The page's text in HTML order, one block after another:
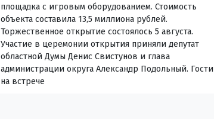
площадка с игровым оборудованием. Стоимость
объекта составила 13,5 миллиона рублей.
Торжественное открытие состоялось 5 августа.
Участие в церемонии открытия приняли депутат
областной Думы Денис Свистунов и глава
администрации округа Александр Подольный. Гости
на встрече